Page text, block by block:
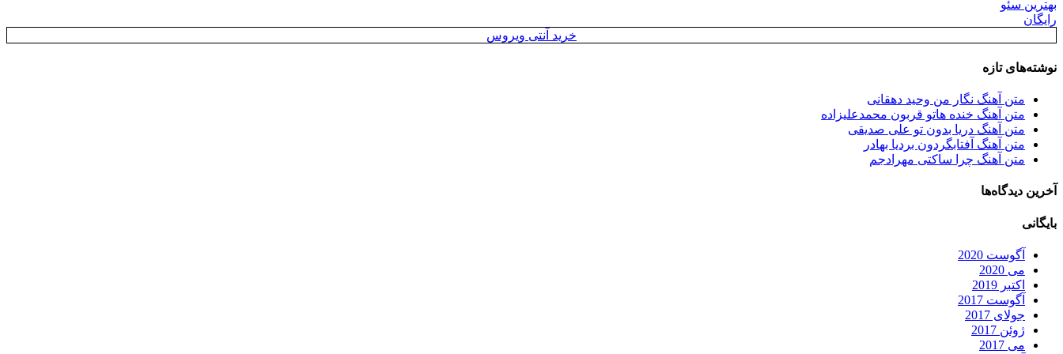
بهترین سئو
رایگان
خرید آنتی ویروس
نوشته‌های تازه
متن آهنگ نگار من وحید دهقانی
متن آهنگ خنده هاتو قربون محمدعلیزاده
متن آهنگ دریا بدون تو علی صدیقی
متن آهنگ آفتابگردون بردیا بهادر
متن آهنگ چرا ساکتی مهرادجم
آخرین دیدگاه‌ها
بایگانی
آگوست 2020
می 2020
اکتبر 2019
آگوست 2017
جولای 2017
ژوئن 2017
می 2017